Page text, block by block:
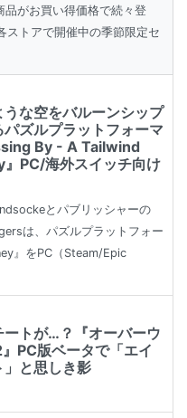
品がお買い得価格で続々登
ストアで開催中の季節限定セ
うな空をバルーンシップ
パズルプラットフォーマ
By - A Tailwind
PC/海外スイッチ向け
とパブリッシャーの
は、パズルプラットフォー
』をPC（Steam/Epic
ートが…？『オーバーウ
PC版ベータで「エイ
」と思しき影